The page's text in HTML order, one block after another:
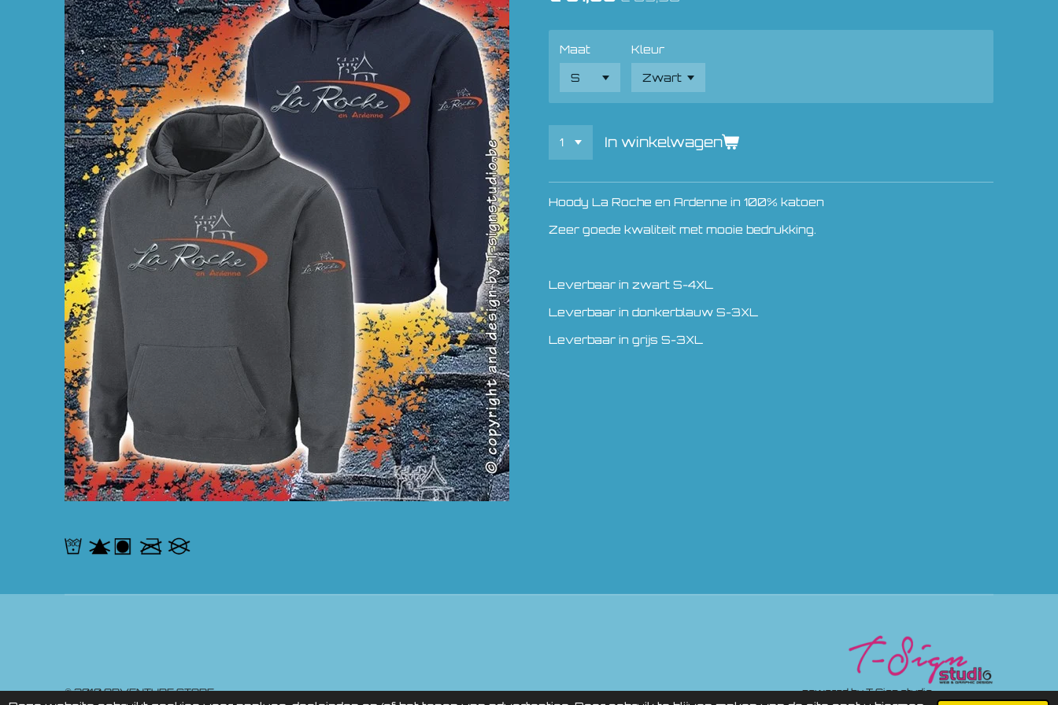
Maat Kleur
In winkelwagen
Hoody La Roche en Ardenne in 100% katoen
Zeer goede kwaliteit met mooie bedrukking.
Leverbaar in zwart S-4XL
Leverbaar in donkerblauw S-3XL
Leverbaar in grijs S-3XL
© 2010 ADVENTURE STORE powered byT Sign studio